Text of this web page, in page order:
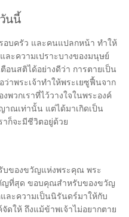
นนี้
อบครัว และคนแปลกหน้า ทำให้
ละความเปราะบางของมนุษย์
อนสติได้อย่างดีว่า การตายเป็น
ว่าพระเจ้าทำให้พระเยซูฟื้นจาก
พวกเราที่ไว้วางใจในพระองค์
าณเท่านั้น แต่ได้มาเกิดเป็น
าก็จะมีชีวิตอยู่ด้วย
บของขวัญแห่งพระคุณ พระ
ที่สุด ขอบคุณสำหรับของขวัญ
ละความเป็นนิรันดร์มาให้กับ
ดให้ ถึงแม้ข้าพเจ้าไม่อยากตาย